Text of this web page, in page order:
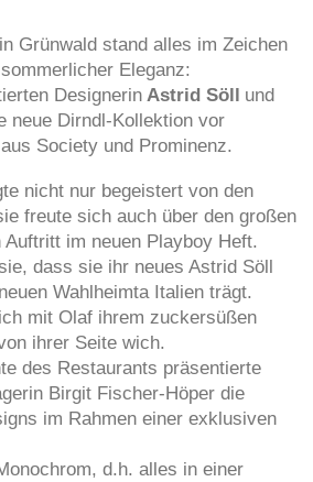
in Grünwald stand alles im Zeichen
Eleganz:
Designerin Astrid Söll und
neue Dirndl-Kollektion vor
Society und Prominenz.
nicht nur begeistert von den
freute sich auch über den großen
im neuen Playboy Heft.
dass sie ihr neues Astrid Söll
Wahlheimta Italien trägt.
mit Olaf ihrem zuckersüßen
ihrer Seite wich.
des Restaurants präsentierte
Birgit Fischer-Höper die
im Rahmen einer exklusiven
d.h. alles in einer